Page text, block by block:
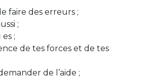
faire des erreurs ;
;
;
de tes forces et de tes
de l’aide ;